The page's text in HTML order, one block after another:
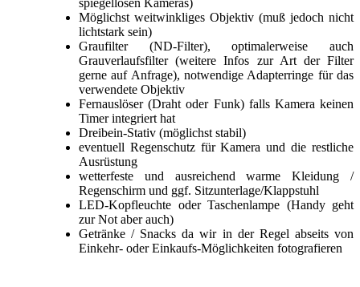
spiegellosen Kameras)
Möglichst weitwinkliges Objektiv (muß jedoch nicht
lichtstark sein)
Graufilter (ND-Filter), optimalerweise auch
Grauverlaufsfilter (weitere Infos zur Art der Filter
gerne auf Anfrage), notwendige Adapterringe für das
verwendete Objektiv
Fernauslöser (Draht oder Funk) falls Kamera keinen
Timer integriert hat
Dreibein-Stativ (möglichst stabil)
eventuell Regenschutz für Kamera und die restliche
Ausrüstung
wetterfeste und ausreichend warme Kleidung /
Regenschirm und ggf. Sitzunterlage/Klappstuhl
LED-Kopfleuchte oder Taschenlampe (Handy geht
zur Not aber auch)
Getränke / Snacks da wir in der Regel abseits von
Einkehr- oder Einkaufs-Möglichkeiten fotografieren